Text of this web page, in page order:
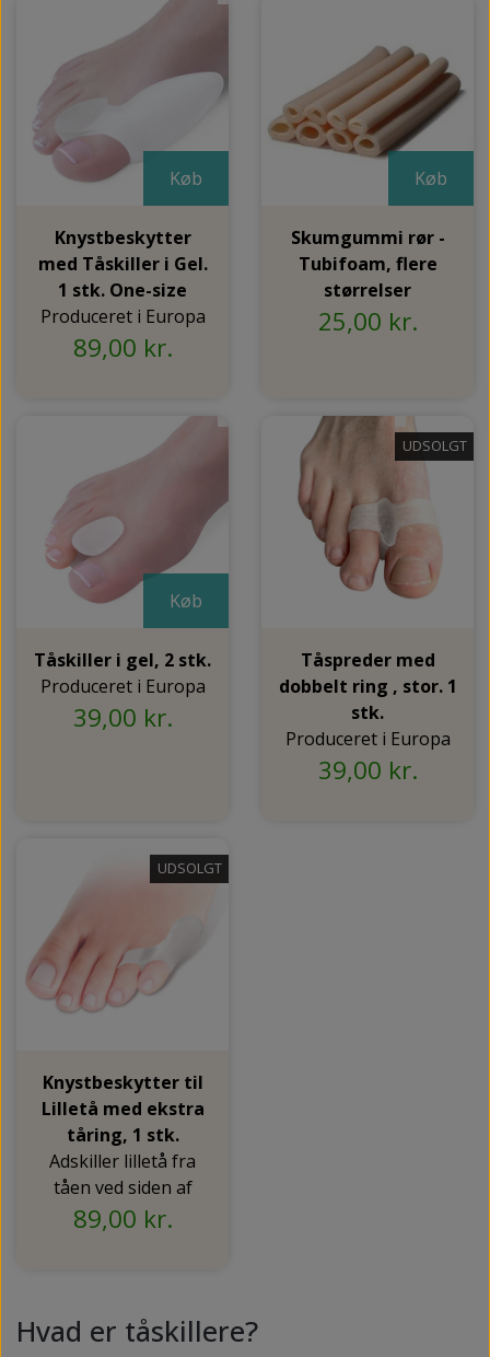
Køb
Knystbeskytter
med Tåskiller i Gel.
1 stk. One-size
Produceret i Europa
89,00 kr.
Køb
Skumgummi rør -
Tubifoam, flere
størrelser
25,00 kr.
Køb
Tåskiller i gel, 2 stk.
Produceret i Europa
39,00 kr.
UDSOLGT
Tåspreder med
dobbelt ring , stor. 1
stk.
Produceret i Europa
39,00 kr.
UDSOLGT
Knystbeskytter til
Lilletå med ekstra
tåring, 1 stk.
Adskiller lilletå fra
tåen ved siden af
89,00 kr.
Hvad er tåskillere?